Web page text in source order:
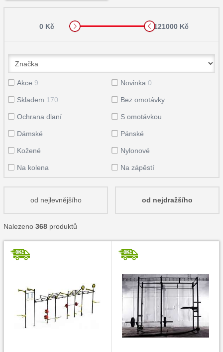
0 Kč 121000 Kč
Akce 9 Novinka 0
Skladem 170 Bez omotávky
Ochrana dlaní S omotávkou
Dámské Pánské
Kožené Nylonové
Na kolena Na zápěstí
od nejlevnějšího od nejdražšího
Nalezeno 368 produktů